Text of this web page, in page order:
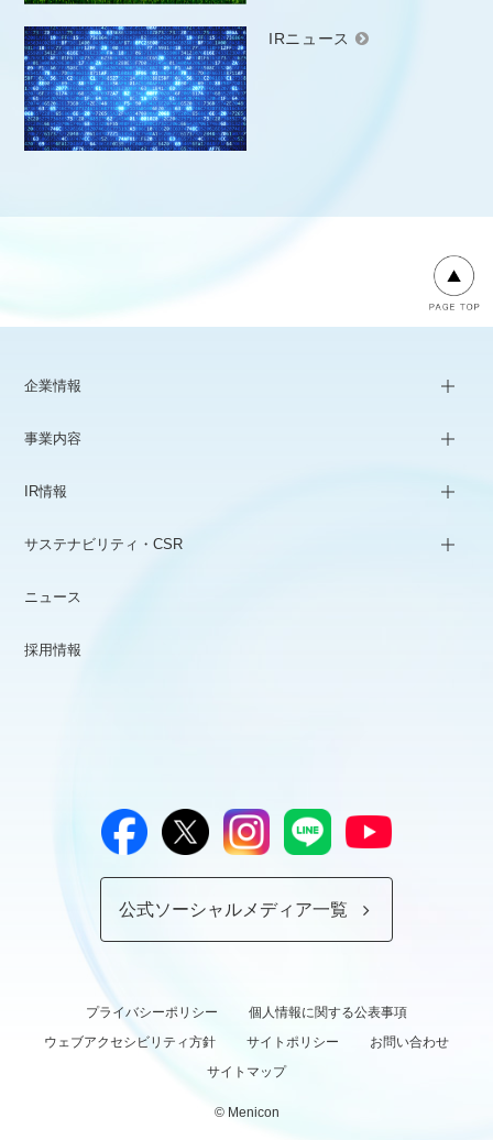
IRニュース
企業情報
事業内容
IR情報
サステナビリティ・CSR
ニュース
採用情報
公式ソーシャルメディア一覧
プライバシーポリシー
個人情報に関する公表事項
ウェブアクセシビリティ方針
サイトポリシー
お問い合わせ
サイトマップ
© Menicon